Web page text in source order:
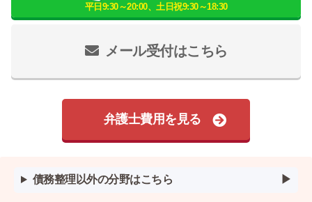
メール受付はこちら
平日9:30～20:00、土日祝9:30～18:30
弁護士費用を見る
債務整理以外の分野はこちら